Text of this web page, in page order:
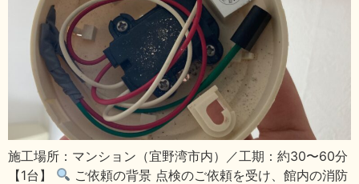
施工場所：マンション（宜野湾市内）／工期：約30〜60分
【1台】
ご依頼の背景 点検のご依頼を受け、館内の消防